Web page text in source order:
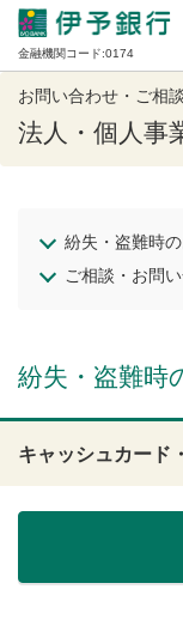
金融機関コード:0174
お問い合わせ・ご相談
法人・個人事
紛失・盗難時
ご相談・お問
紛失・盗難時
キャッシュカード